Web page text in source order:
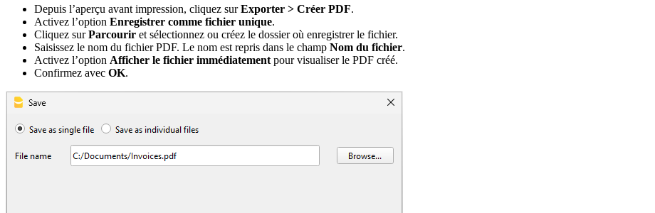
Depuis l’aperçu avant impression, cliquez surExporter > Créer PDF.
Activez l’option Enregistrer comme fichier unique.
Cliquez surParcourir et sélectionnez ou créez le dossier où enregistrer le fichier.
Saisissez le nom du fichier PDF. Le nom est repris dans le champ Nom du fichier.
Activez l’option Afficher le fichier immédiatement pour visualiser le PDF créé.
Confirmez avec OK.